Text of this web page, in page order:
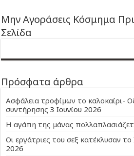
Μην Αγοράσεις Κόσμημα
Σελίδα
Πρόσφατα άρθρα
Ασφάλεια τροφίμων το καλοκαίρι-
συντήρησης 3 Ιουνίου 2026
Η αγάπη της μάνας
Οι εργάτριες του σεξ κατέκλυσαν
2026